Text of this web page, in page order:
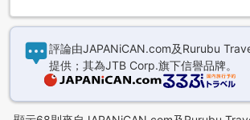
評論由JAPANiCAN.com及Rurubu
提供；其為JTB Corp.旗下信譽品牌。